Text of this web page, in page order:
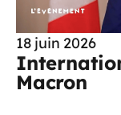
18 juin 2026
Macron